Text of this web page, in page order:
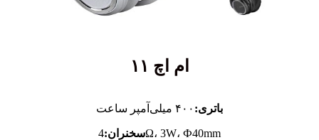
ام اچ ۱۱
باتری: ۴۰۰ میلی‌آمپر ساعت
سخنران:4Ω، 3W، Ф40mm